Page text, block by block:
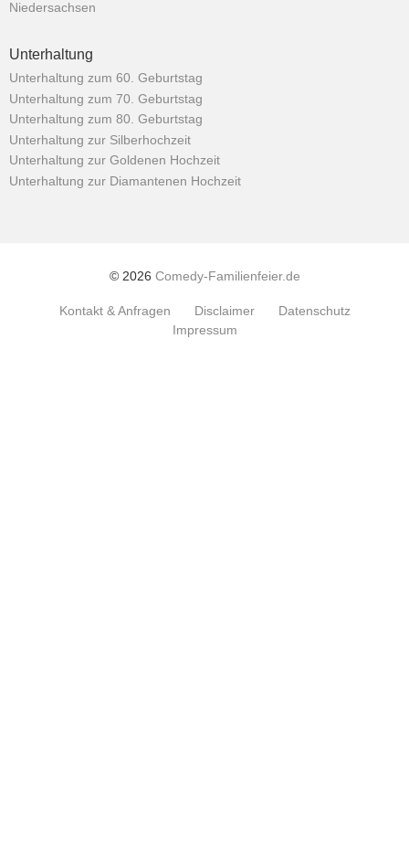
Niedersachsen
Unterhaltung
Unterhaltung zum 60. Geburtstag
Unterhaltung zum 70. Geburtstag
Unterhaltung zum 80. Geburtstag
Unterhaltung zur Silberhochzeit
Unterhaltung zur Goldenen Hochzeit
Unterhaltung zur Diamantenen Hochzeit
© 2026 Comedy-Familienfeier.de
Kontakt & Anfragen Disclaimer
Datenschutz
Impressum